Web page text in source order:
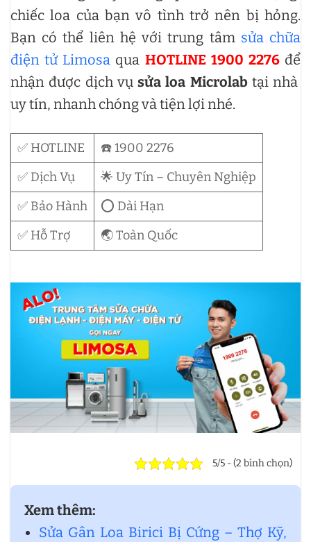
chiếc loa của bạn vô tình trở nên bị hỏng.
Bạn có thể liên hệ với trung tâm sửa chữa
điện tử Limosa qua HOTLINE 1900 2276 để
nhận được dịch vụ sửa loa Microlab tại nhà
uy tín, nhanh chóng và tiện lợi nhé.
✅ HOTLINE
☎️ 1900 2276
✅ Dịch Vụ
🌟 Uy Tín – Chuyên Nghiệp
✅ Bảo Hành
⭕ Dài Hạn
✅ Hỗ Trợ
🌏 Toàn Quốc
5/5 - (2 bình chọn)
Xem thêm:
Sửa Gân Loa Birici Bị Cứng – Thợ Kỹ,